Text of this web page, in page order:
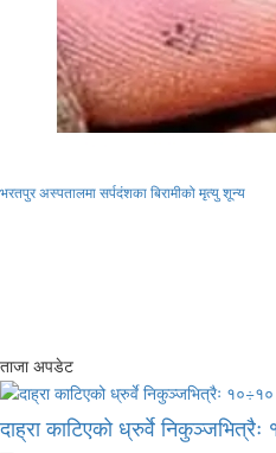
भरतपुर अस्पतालमा सर्पदंशका बिरामीको मृत्यु शून्य
ताजा अपडेट
दाह्रा काटिएको ध्रुर्वे